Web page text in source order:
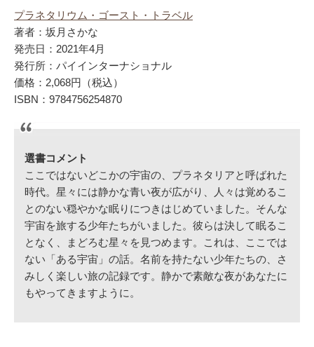
プラネタリウム・ゴースト・トラベル
著者：坂月さかな
発売日：2021年4月
発行所：パイインターナショナル
価格：2,068円（税込）
ISBN：9784756254870
選書コメント
ここではないどこかの宇宙の、プラネタリアと呼ばれた
時代。星々には静かな青い夜が広がり、人々は覚めるこ
とのない穏やかな眠りにつきはじめていました。そんな
宇宙を旅する少年たちがいました。彼らは決して眠るこ
となく、まどろむ星々を見つめます。これは、ここでは
ない「ある宇宙」の話。名前を持たない少年たちの、さ
みしく楽しい旅の記録です。静かで素敵な夜があなたに
もやってきますように。